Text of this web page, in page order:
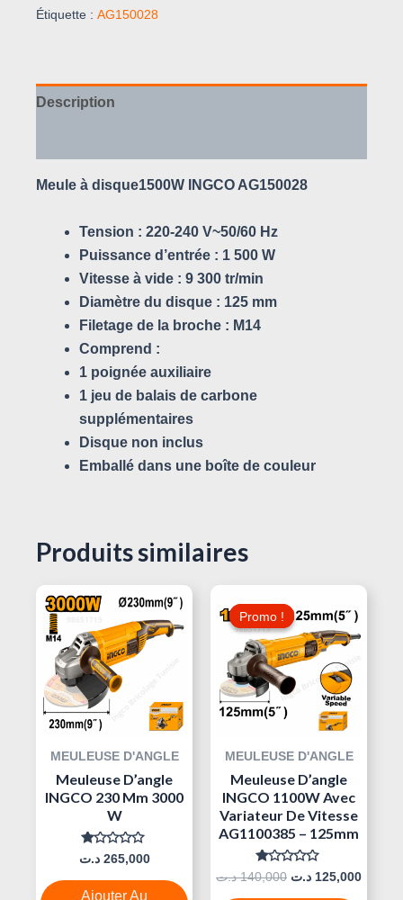
Étiquette : AG150028
Description
Meule à disque1500W INGCO AG150028
Tension : 220-240 V~50/60 Hz
Puissance d’entrée : 1 500 W
Vitesse à vide : 9 300 tr/min
Diamètre du disque : 125 mm
Filetage de la broche : M14
Comprend :
1 poignée auxiliaire
1 jeu de balais de carbone
supplémentaires
Disque non inclus
Emballé dans une boîte de couleur
Produits similaires
MEULEUSE D'ANGLE
Meuleuse D’angle
INGCO 230 Mm 3000
W
Note
0
Sur
5
265,000 د.ت
Ajouter Au
Promo !
Promo !
MEULEUSE D'ANGLE
Meuleuse D’angle
INGCO 1100W Avec
Variateur De Vitesse
AG1100385 – 125mm
Note
0
Sur
140,000 د.ت
Prix
Initial
Était :
125,000 د.ت
Le